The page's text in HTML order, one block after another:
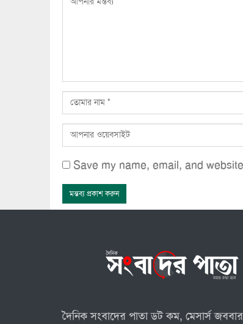
Save my name, email, and
দৈনিক সংবাদের পাতা ডট কম, মেসার্স জববার